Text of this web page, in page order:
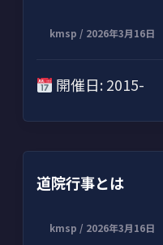
kmsp / 2026年3月16日
開催日: 2015-
道院行事とは
kmsp / 2026年3月16日